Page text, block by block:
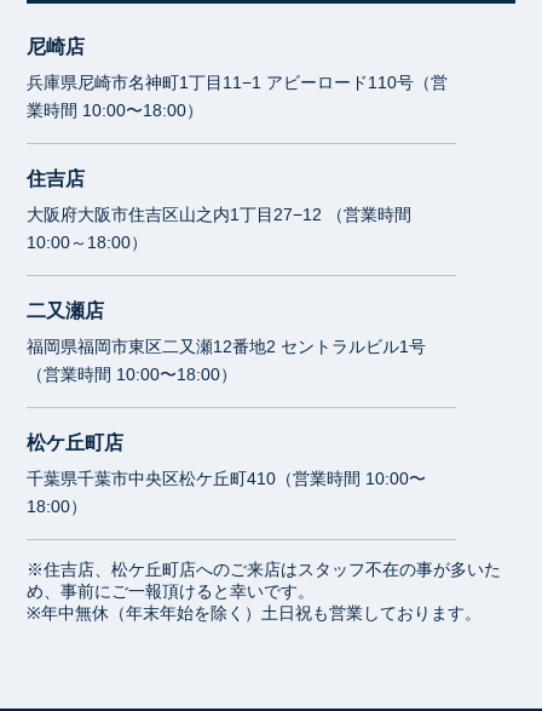
尼崎店
兵庫県尼崎市名神町1丁目11−1 アビーロード110号（営
業時間 10:00〜18:00）
住吉店
大阪府大阪市住吉区山之内1丁目27−12 （営業時間
10:00～18:00）
二又瀬店
福岡県福岡市東区二又瀬12番地2 セントラルビル1号
（営業時間 10:00〜18:00）
松ケ丘町店
千葉県千葉市中央区松ケ丘町410（営業時間 10:00〜
18:00）
※住吉店、松ケ丘町店へのご来店はスタッフ不在の事が多いた
め、事前にご一報頂けると幸いです。
※年中無休（年末年始を除く）土日祝も営業しております。